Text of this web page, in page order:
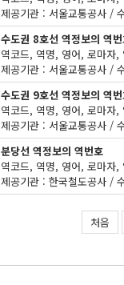
제공기관 : 서울교통공사 /
수도권 8호선 역정보의 역
제공기관 : 서울교통공사 /
수도권 9호선 역정보의 역
제공기관 : 서울교통공사 /
분당선 역정보의 역번호
제공기관 : 한국철도공사 /
처음